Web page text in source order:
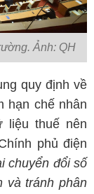
Ảnh: QH
quy định về
hạn chế nhân
liệu thuế nên
phủ điện
chuyển đổi số
và tránh phân